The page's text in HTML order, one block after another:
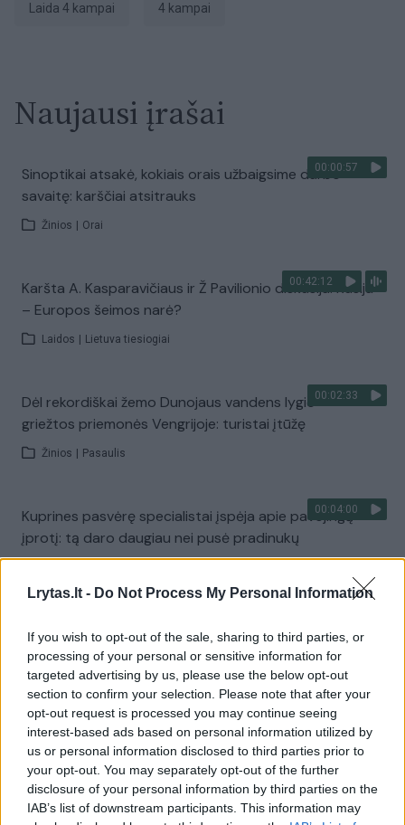
Lrytas.lt - Do Not Process My Personal Information
If you wish to opt-out of the sale, sharing to third parties, or
processing of your personal or sensitive information for
targeted advertising by us, please use the below opt-out
section to confirm your selection. Please note that after your
opt-out request is processed you may continue seeing
interest-based ads based on personal information utilized by
us or personal information disclosed to third parties prior to
your opt-out. You may separately opt-out of the further
disclosure of your personal information by third parties on the
IAB’s list of downstream participants. This information may
Laida 4 kampai 4 kampai
Naujausi įrašai
00:00:57
Sinoptikai atsakė, kokiais orais užbaigsime darbo
savaitę: karščiai atsitrauks
Žinios Orai
00:42:12
Karšta A. Kasparavičiaus ir Ž Pavilionio diskusija: Rusija
– Europos šeimos narė?
Laidos Lietuva tiesiogiai
00:02:33
Dėl rekordiškai žemo Dunojaus vandens lygio –
griežtos priemonės Vengrijoje: turistai įtūžę
Žinios Pasaulis
00:04:00
Kuprines pasvėrę specialistai įspėja apie pavojingą
įprotį: tą daro daugiau nei pusė pradinukų
Žiūrimiausi įrašai
00:00:30
Vaizdai iš tragiškos avarijos Vilniaus r.: dviejų moterų ir
vaiko gyvybių išgelbėti nepavyko